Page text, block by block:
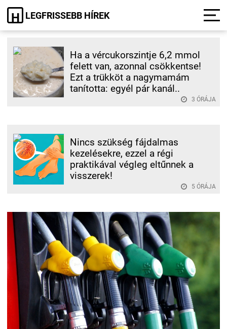
H LEGFRISSEBB HÍREK
Ha a vércukorszintje 6,2 mmol
felett van, azonnal csökkentse!
Ezt a trükköt a nagymamám
tanította: egyél pár kanál..
3 ÓRÁJA
Nincs szükség fájdalmas
kezelésekre, ezzel a régi
praktikával végleg eltűnnek a
visszerek!
5 ÓRÁJA